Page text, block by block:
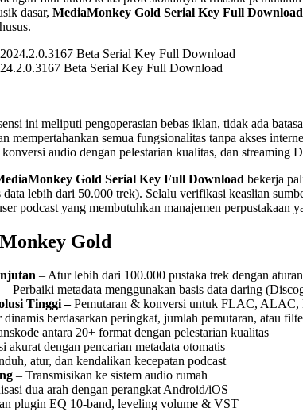
dasar, MediaMonkey Gold Serial Key Full Download
Beta Serial Key Full Download
ini meliputi pengoperasian bebas iklan, tidak ada
mempertahankan semua fungsionalitas tanpa akses
audio dengan pelestarian kualitas, dan streaming
Gold Serial Key Full Download bekerja
lebih dari 50.000 trek). Selalu verifikasi keaslian
podcast yang membutuhkan manajemen
Gold
– Atur lebih dari 100.000 pustaka trek dengan
– Perbaiki metadata menggunakan basis data daring
Tinggi –Pemutaran & konversi untuk FLAC,
dinamis berdasarkan peringkat, jumlah pemutaran, atau
antara 20+ format dengan pelestarian kualitas
akurat dengan pencarian metadata otomatis
atur, dan kendalikan kecepatan podcast
– Transmisikan ke sistem audio rumah
dua arah dengan perangkat Android/iOS
plugin EQ 10-band, leveling volume & VST